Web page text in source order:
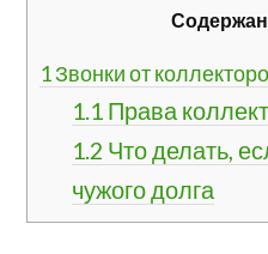
1Звонки от
1.1 Права
1.2 Что делать,
чужого долга